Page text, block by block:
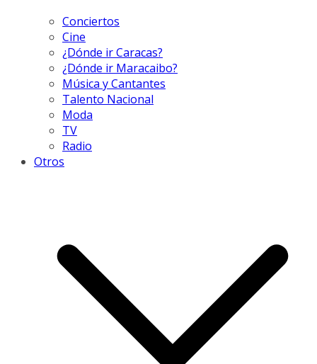
Conciertos
Cine
¿Dónde ir Caracas?
¿Dónde ir Maracaibo?
Música y Cantantes
Talento Nacional
Moda
TV
Radio
Otros